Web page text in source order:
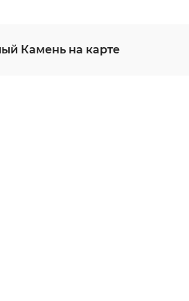
Камень на карте